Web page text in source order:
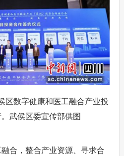
数字健康和医工融合产业投
武侯区委宣传部供图
，整合产业资源、寻求合